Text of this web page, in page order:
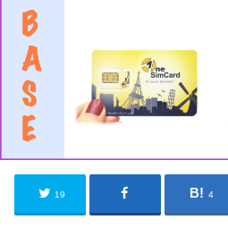
19 4